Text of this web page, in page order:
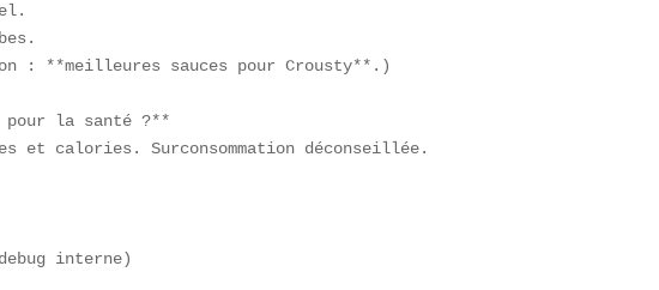
: **meilleures sauces pour Crousty**.)
la santé ?**
et calories. Surconsommation déconseillée.